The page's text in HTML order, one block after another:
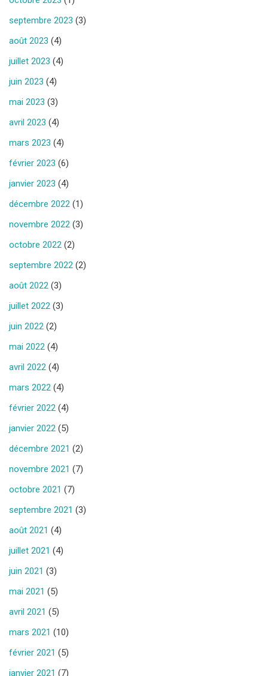
septembre 2023 (3)
août 2023 (4)
juillet 2023 (4)
juin 2023 (4)
mai 2023 (3)
avril 2023 (4)
mars 2023 (4)
février 2023 (6)
janvier 2023 (4)
décembre 2022 (1)
novembre 2022 (3)
octobre 2022 (2)
septembre 2022 (2)
août 2022 (3)
juillet 2022 (3)
juin 2022 (2)
mai 2022 (4)
avril 2022 (4)
mars 2022 (4)
février 2022 (4)
janvier 2022 (5)
décembre 2021 (2)
novembre 2021 (7)
octobre 2021 (7)
septembre 2021 (3)
août 2021 (4)
juillet 2021 (4)
juin 2021 (3)
mai 2021 (5)
avril 2021 (5)
mars 2021 (10)
février 2021 (5)
janvier 2021 (7)